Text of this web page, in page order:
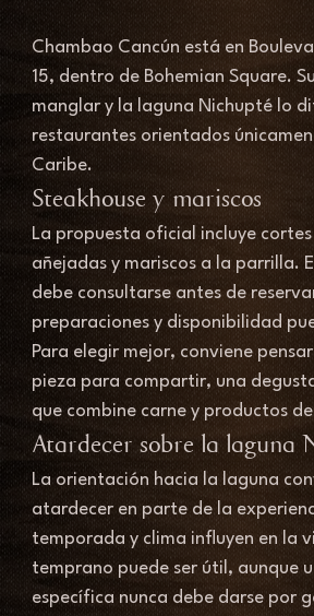
Chambao Cancún está en
15, dentro de Bohemian Square.
manglar y la laguna Nichupté lo
restaurantes orientados
Caribe.
Steakhouse y mariscos
La propuesta oficial incluye
añejadas y mariscos a la parrilla.
debe consultarse antes de
preparaciones y disponibilidad
Para elegir mejor, conviene
pieza para compartir, una
que combine carne y productos
Atardecer sobre la laguna
La orientación hacia la laguna
atardecer en parte de la
temporada y clima influyen en la
temprano puede ser útil, aunque
específica nunca debe darse por